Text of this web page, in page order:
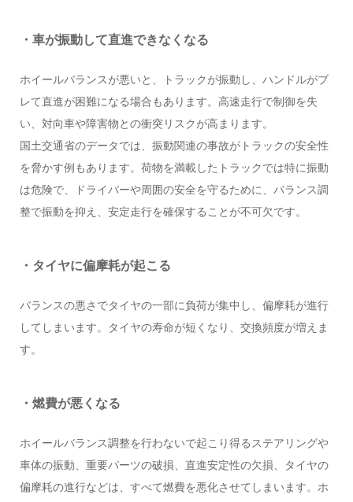
・車が振動して直進できなくなる
ホイールバランスが悪いと、トラックが振動し、ハンドルがブ
レて直進が困難になる場合もあります。高速走行で制御を失
い、対向車や障害物との衝突リスクが高まります。
国土交通省のデータでは、振動関連の事故がトラックの安全性
を脅かす例もあります。荷物を満載したトラックでは特に振動
は危険で、ドライバーや周囲の安全を守るために、バランス調
整で振動を抑え、安定走行を確保することが不可欠です。
・タイヤに偏摩耗が起こる
バランスの悪さでタイヤの一部に負荷が集中し、偏摩耗が進行
してしまいます。タイヤの寿命が短くなり、交換頻度が増えま
す。
・燃費が悪くなる
ホイールバランス調整を行わないで起こり得るステアリングや
車体の振動、重要パーツの破損、直進安定性の欠損、タイヤの
偏摩耗の進行などは、すべて燃費を悪化させてしまいます。ホ